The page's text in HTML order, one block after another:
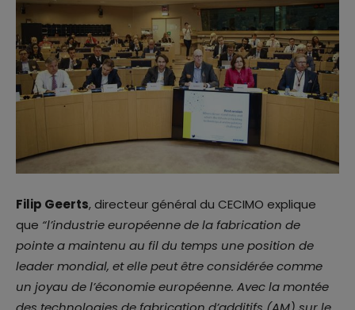
Filip Geerts, directeur général du CECIMO explique
que “l’industrie européenne de la fabrication de
pointe a maintenu au fil du temps une position de
leader mondial, et elle peut être considérée comme
un joyau de l’économie européenne. Avec la montée